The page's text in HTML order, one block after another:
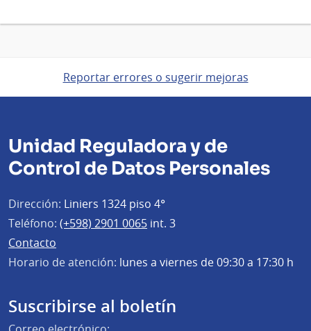
Reportar errores o sugerir mejoras
Unidad Reguladora y de
Control de Datos Personales
Dirección: Liniers 1324 piso 4°
Teléfono: (+598) 2901 0065 int. 3
Contacto
Horario de atención: lunes a viernes de 09:30 a 17:30 h
Suscribirse al boletín